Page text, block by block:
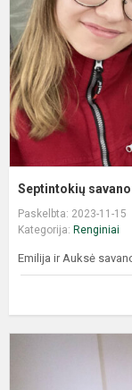
Septintokių
Paskelbta: 2023-11-15
Kategorija: Renginiai
Emilija ir Auksė